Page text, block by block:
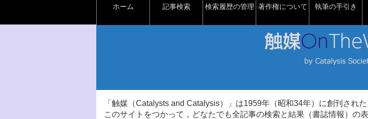
ホーム 記事検索 検索履歴の管理 著作権について 執筆の手引き
「触媒（Catalysts and Catalysis）」は1959年（昭和34年）に創刊され
このサイトをつかって，どなたでも全記事の検索と結果（書誌情報）の